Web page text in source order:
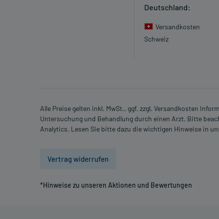
Welche unerwünschten Wirkungen können
- Störungen der unbewussten Bewegungsabläufe
- Krampfartiges Herausstrecken der Zunge
- Verkrampfung der Schlundmuskulatur
- Schiefhals
- Symptome der Parkinsonschen Krankheit
Deutschland:
Versandkosten
Schweiz
Alle Preise gelten inkl. MwSt., ggf. zzgl. Versandkosten
Untersuchung und Behandlung durch einen Arzt. Bitte
Analytics. Lesen Sie bitte dazu die wichtigen Hinweise in
Vertrag widerrufen
*Hinweise zu unseren Aktionen und Bewertungen